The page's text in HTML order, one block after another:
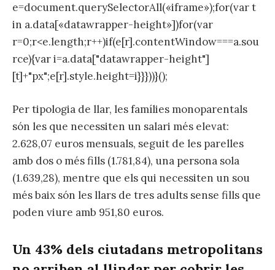
e=document.querySelectorAll(«iframe»);for(var t
in a.data[«datawrapper-height»])for(var
r=0;r<e.length;r++)if(e[r].contentWindow===a.sou
rce){var i=a.data["datawrapper-height"]
[t]+"px";e[r].style.height=i}}}))}();
Per tipologia de llar, les famílies monoparentals
són les que necessiten un salari més elevat:
2.628,07 euros mensuals, seguit de les parelles
amb dos o més fills (1.781,84), una persona sola
(1.639,28), mentre que els qui necessiten un sou
més baix són les llars de tres adults sense fills que
poden viure amb 951,80 euros.
Un 43% dels ciutadans metropolitans